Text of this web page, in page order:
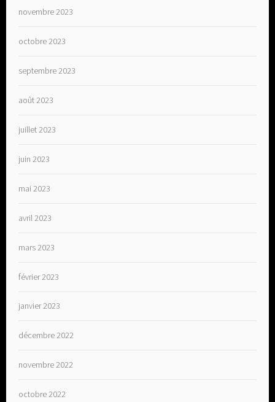
novembre 2023
octobre 2023
septembre 2023
août 2023
juillet 2023
juin 2023
mai 2023
avril 2023
mars 2023
février 2023
janvier 2023
décembre 2022
novembre 2022
octobre 2022